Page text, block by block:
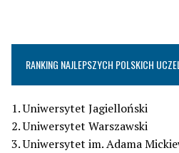
RANKING NAJLEPSZYCH POLSKICH
1. Uniwersytet Jagielloński
2. Uniwersytet Warszawski
3. Uniwersytet im. Adama